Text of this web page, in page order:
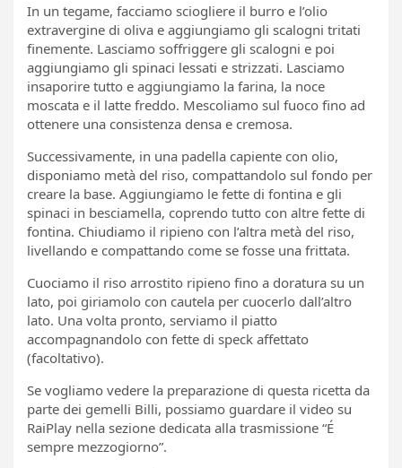
In un tegame, facciamo sciogliere il burro e l’olio
extravergine di oliva e aggiungiamo gli scalogni tritati
finemente. Lasciamo soffriggere gli scalogni e poi
aggiungiamo gli spinaci lessati e strizzati. Lasciamo
insaporire tutto e aggiungiamo la farina, la noce
moscata e il latte freddo. Mescoliamo sul fuoco fino ad
ottenere una consistenza densa e cremosa.
Successivamente, in una padella capiente con olio,
disponiamo metà del riso, compattandolo sul fondo per
creare la base. Aggiungiamo le fette di fontina e gli
spinaci in besciamella, coprendo tutto con altre fette di
fontina. Chiudiamo il ripieno con l’altra metà del riso,
livellando e compattando come se fosse una frittata.
Cuociamo il riso arrostito ripieno fino a doratura su un
lato, poi giriamolo con cautela per cuocerlo dall’altro
lato. Una volta pronto, serviamo il piatto
accompagnandolo con fette di speck affettato
(facoltativo).
Se vogliamo vedere la preparazione di questa ricetta da
parte dei gemelli Billi, possiamo guardare il video su
RaiPlay nella sezione dedicata alla trasmissione “É
sempre mezzogiorno”.